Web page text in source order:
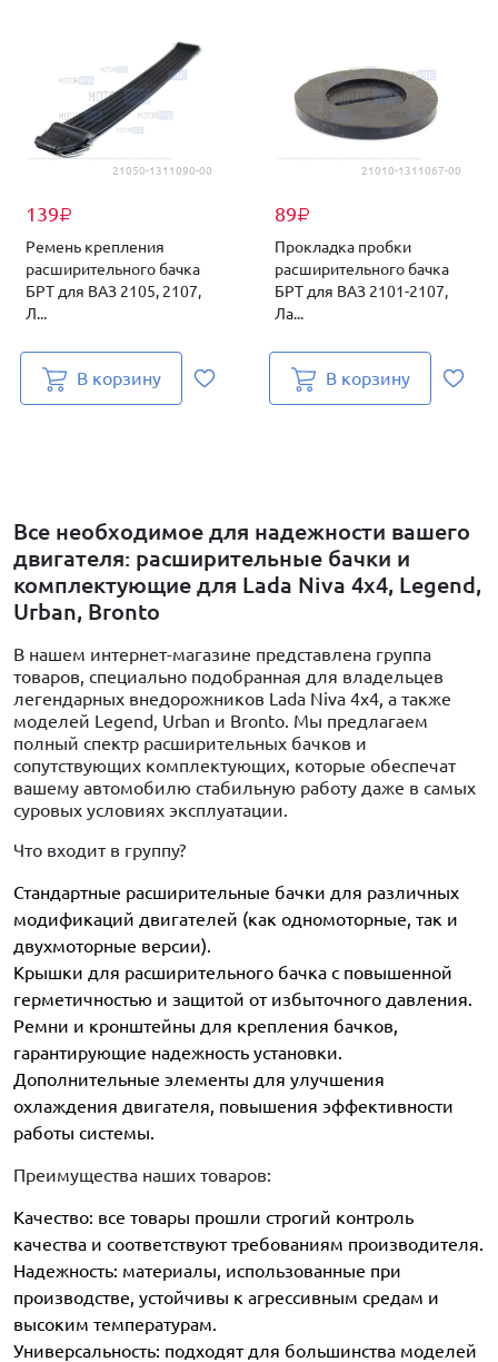
21050-1311090-00
139₽
Ремень крепления
расширительного бачка
БРТ для ВАЗ 2105, 2107,
Л...
В корзину
21010-1311067-00
89₽
Прокладка пробки
расширительного бачка
БРТ для ВАЗ 2101-2107,
Ла...
В корзину
Все необходимое для надежности вашего
двигателя: расширительные бачки и
комплектующие для Lada Niva 4x4, Legend,
Urban, Bronto
В нашем интернет-магазине представлена группа
товаров, специально подобранная для владельцев
легендарных внедорожников Lada Niva 4x4, а также
моделей Legend, Urban и Bronto. Мы предлагаем
полный спектр расширительных бачков и
сопутствующих комплектующих, которые обеспечат
вашему автомобилю стабильную работу даже в самых
суровых условиях эксплуатации.
Что входит в группу?
Стандартные расширительные бачки для различных
модификаций двигателей (как одномоторные, так и
двухмоторные версии).
Крышки для расширительного бачка с повышенной
герметичностью и защитой от избыточного давления.
Ремни и кронштейны для крепления бачков,
гарантирующие надежность установки.
Дополнительные элементы для улучшения
охлаждения двигателя, повышения эффективности
работы системы.
Преимущества наших товаров:
Качество: все товары прошли строгий контроль
качества и соответствуют требованиям производителя.
Надежность: материалы, использованные при
производстве, устойчивы к агрессивным средам и
высоким температурам.
Универсальность: подходят для большинства моделей